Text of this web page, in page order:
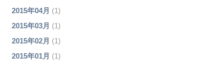
2015年04月 (1)
2015年03月 (1)
2015年02月 (1)
2015年01月 (1)